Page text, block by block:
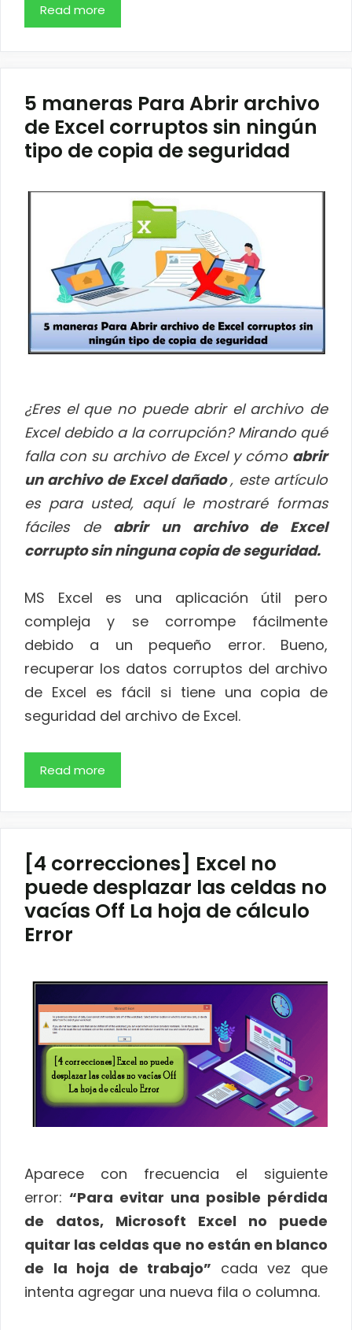
Read more
5 maneras Para Abrir archivo
de Excel corruptos sin ningún
tipo de copia de seguridad
¿Eres el que no puede abrir el archivo de
Excel debido a la corrupción? Mirando qué
falla con su archivo de Excel y cómo abrir
un archivo de Excel dañado, este artículo
es para usted, aquí le mostraré formas
fáciles de abrir un archivo de Excel
corrupto sin ninguna copia de seguridad.
MS Excel es una aplicación útil pero
compleja y se corrompe fácilmente
debido a un pequeño error. Bueno,
recuperar los datos corruptos del archivo
de Excel es fácil si tiene una copia de
seguridad del archivo de Excel.
Read more
[4 correcciones] Excel no
puede desplazar las celdas no
vacías Off La hoja de cálculo
Error
Aparece con frecuencia el siguiente
error: “Para evitar una posible pérdida
de datos, Microsoft Excel no puede
quitar las celdas que no están en blanco
de la hoja de trabajo” cada vez que
intenta agregar una nueva fila o columna.